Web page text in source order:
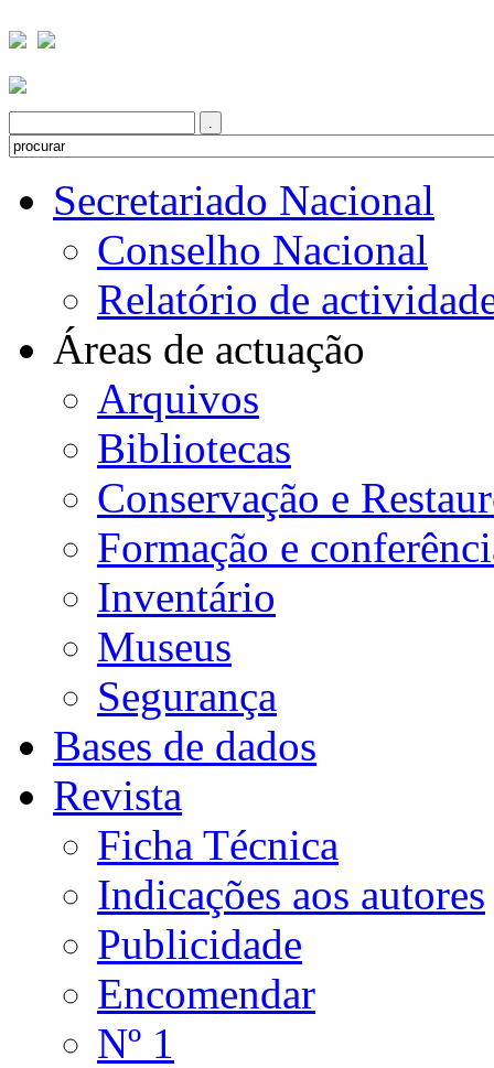
Secretariado Nacional
Conselho Nacional
Relatório de
Áreas de actuação
Arquivos
Bibliotecas
Conservação e
Formação e
Inventário
Museus
Segurança
Bases de dados
Revista
Ficha Técnica
Indicações aos autores
Publicidade
Encomendar
Nº 1